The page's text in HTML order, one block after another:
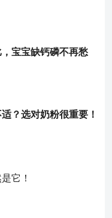
宝宝缺钙磷不再愁
？选对奶粉很重要！
它！